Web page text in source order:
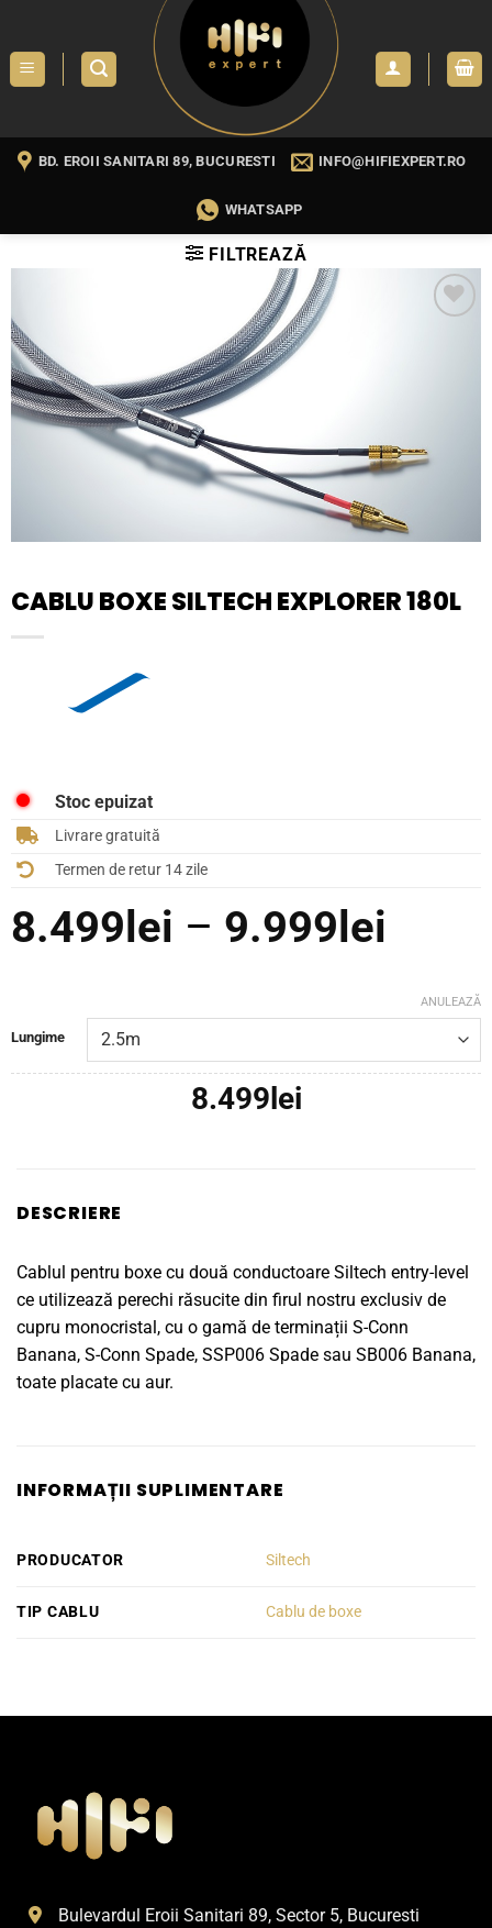
content
BD. EROII SANITARI 89, BUCURESTI INFO@HIFIEXPERT.RO
WHATSAPP
FILTREAZĂ
CABLU BOXE SILTECH EXPLORER 180L
Stoc epuizat
Livrare gratuită
Termen de retur 14 zile
8.499 lei – 9.999 lei
Lungime
ANULEAZĂ
8.499lei
DESCRIERE
Cablul pentru boxe cu două conductoare Siltech entry-level
ce utilizează perechi răsucite din firul nostru exclusiv de
cupru monocristal, cu o gamă de terminații S-Conn
Banana, S-Conn Spade, SSP006 Spade sau SB006 Banana,
toate placate cu aur.
INFORMAȚII SUPLIMENTARE
PRODUCATOR Siltech
TIP CABLU Cablu de boxe
Bulevardul Eroii Sanitari 89, Sector 5, Bucuresti